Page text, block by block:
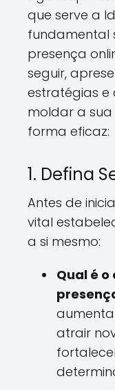
que serve a
fundamental
presença
seguir,
estratégias e
moldar a
forma eficaz:
1. Defina
Antes de
vital
a si mesmo:
Qual é
atrair